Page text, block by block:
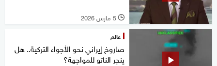
l 5 مارس 2026
عالم
صاروخ إيراني نحو الأجواء التركية.. هل
ينجر الناتو للمواجهة؟